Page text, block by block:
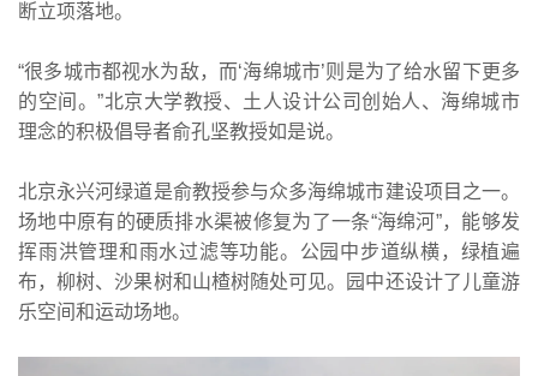
断立项落地。
“很多城市都视水为敌，而‘海绵城市’则是为了给水留下更多
的空间。”北京大学教授、土人设计公司创始人、海绵城市
理念的积极倡导者俞孔坚教授如是说。
北京永兴河绿道是俞教授参与众多海绵城市建设项目之一。
场地中原有的硬质排水渠被修复为了一条“海绵河”，能够发
挥雨洪管理和雨水过滤等功能。公园中步道纵横，绿植遍
布，柳树、沙果树和山楂树随处可见。园中还设计了儿童游
乐空间和运动场地。